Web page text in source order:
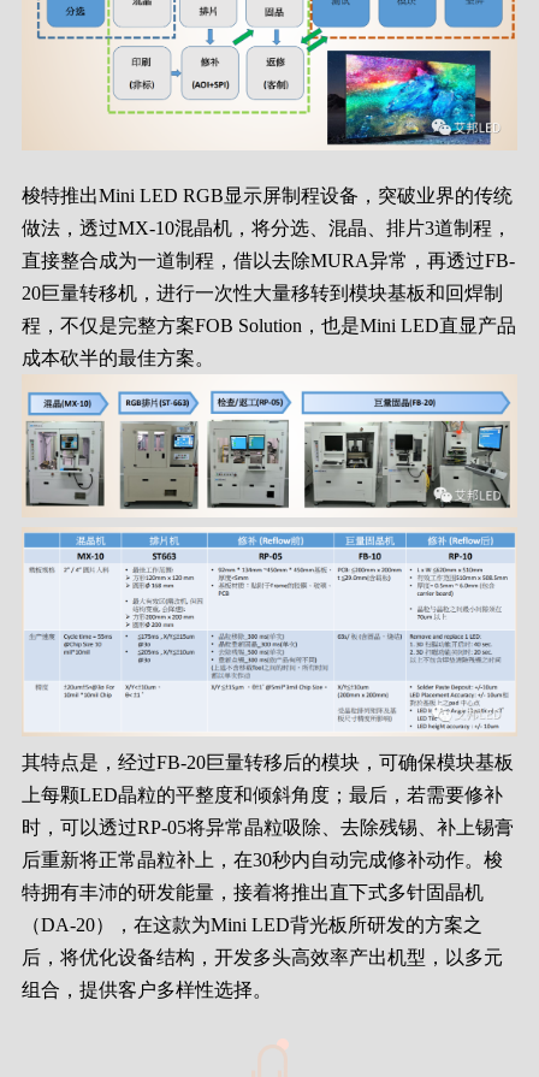
梭特推出Mini LED RGB显示屏制程设备，突破业界的传统
做法，透过MX-10混晶机，将分选、混晶、排片3道制程，
直接整合成为一道制程，借以去除MURA异常，再透过FB-
20巨量转移机，进行一次性大量移转到模块基板和回焊制
程，不仅是完整方案FOB Solution，也是Mini LED直显产品
成本砍半的最佳方案。
其特点是，经过FB-20巨量转移后的模块，可确保模块基板
上每颗LED晶粒的平整度和倾斜角度；最后，若需要修补
时，可以透过RP-05将异常晶粒吸除、去除残锡、补上锡膏
后重新将正常晶粒补上，在30秒内自动完成修补动作。梭
特拥有丰沛的研发能量，接着将推出直下式多针固晶机
（DA-20），在这款为Mini LED背光板所研发的方案之
后，将优化设备结构，开发多头高效率产出机型，以多元
组合，提供客户多样性选择。